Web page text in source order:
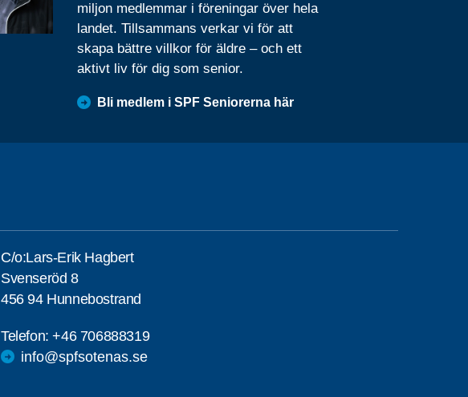
miljon medlemmar i föreningar över hela
landet. Tillsammans verkar vi för att
skapa bättre villkor för äldre – och ett
aktivt liv för dig som senior.
Bli medlem i SPF Seniorerna här
C/o:Lars-Erik Hagbert
Svenseröd 8
456 94 Hunnebostrand
Telefon:+46 706888319
info@spfsotenas.se